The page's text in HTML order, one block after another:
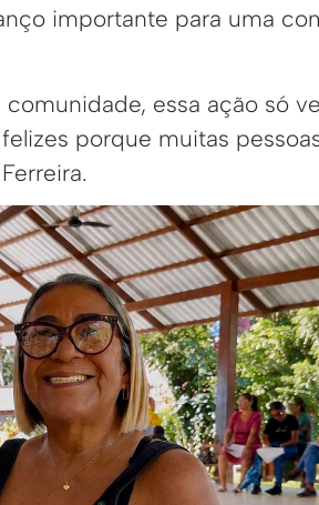
importante para uma
essa ação só
porque muitas